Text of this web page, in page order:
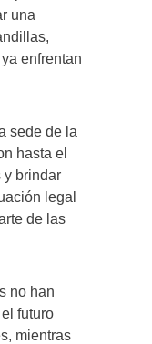
una
enfrentan
sede de la
hasta el
y brindar
legal
de las
no han
futuro
mientras